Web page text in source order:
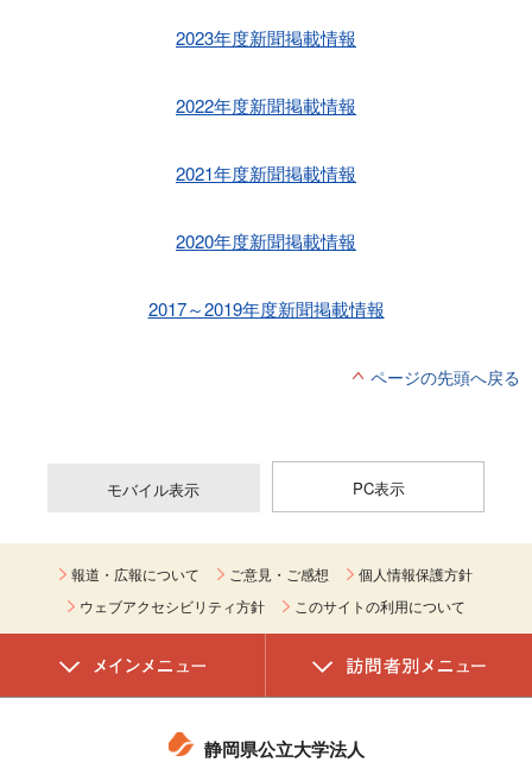
2023年度新聞掲載情報
2022年度新聞掲載情報
2021年度新聞掲載情報
2020年度新聞掲載情報
2017～2019年度新聞掲載情報
ページの先頭へ戻る
モバイル表示 PC表示
報道・広報について ご意見・ご感想
個人情報保護方針
ウェブアクセシビリティ方針
このサイトの利用について
静岡県公立大学法人